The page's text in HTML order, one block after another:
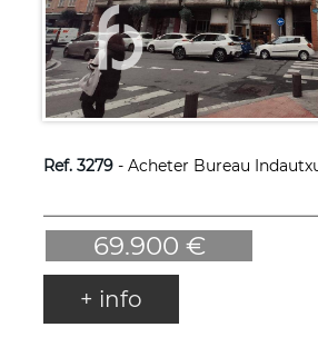
Ref. 3279- Acheter Bureau
69.900 €
+ info